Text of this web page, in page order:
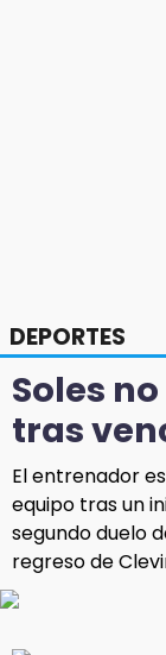
DEPORTES
Soles
tras
El entrenador
equipo tras un
segundo duelo
regreso de